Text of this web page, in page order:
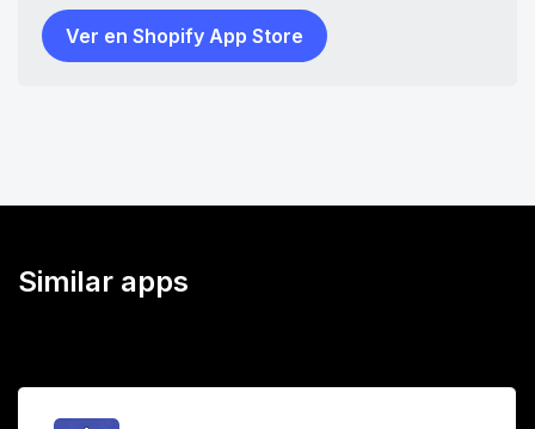
Ver en Shopify App Store
Similar apps